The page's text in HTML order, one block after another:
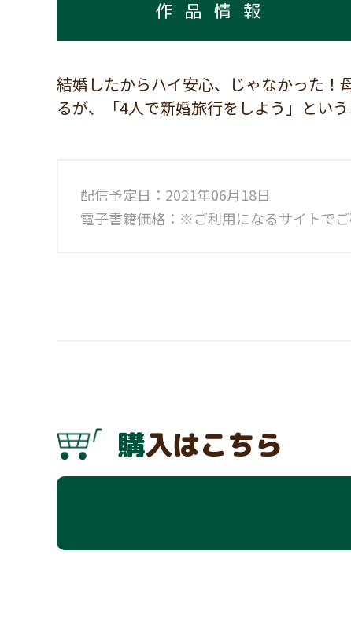
作品情報
結婚したからハイ安心、じゃなかった！
るが、「4人で新婚旅行をしよう」とい
配信予定日：2021年06月18日
電子書籍価格：※ご利用になるサイトでご
購入はこちら